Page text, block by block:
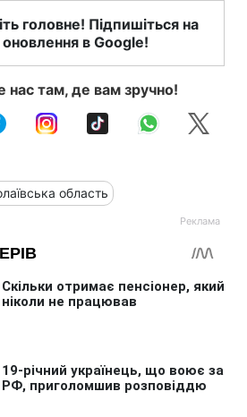
головне! Підпишіться на
оновлення в Google!
нас там, де вам зручно!
область